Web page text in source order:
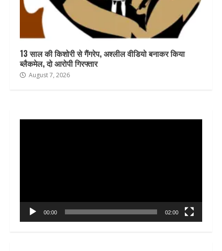
13 साल की किशोरी से गैंगरेप, अश्लील वीडियो बनाकर किया
ब्लैकमेल, दो आरोपी गिरफ्तार
August 7, 2026
00:00 02:00